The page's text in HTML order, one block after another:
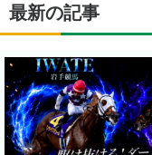
最新の記事